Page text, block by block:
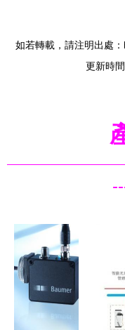
如若轉載，請注明出處
更新時